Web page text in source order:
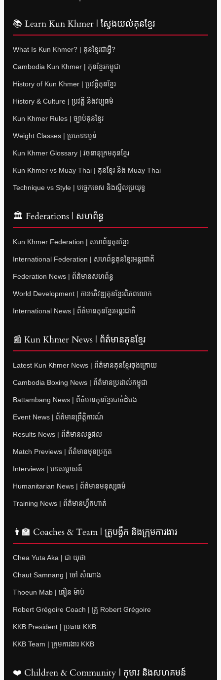
📚 Learn Kun Khmer | ស្វែងយល់គុនខ្មែរ
What Is Kun Khmer? | គុនខ្មែរជាអ្វី?
Cambodia Kun Khmer | គុនខ្មែរកម្ពុជា
History of Kun Khmer | ប្រវត្តិគុនខ្មែរ
History & Culture | ប្រវត្តិ និងវប្បធម៌
Kun Khmer Rules | ច្បាប់គុនខ្មែរ
Weight Classes | ប្រភេទទម្ងន់
Kun Khmer Glossary | វចនានុក្រមគុនខ្មែរ
Kun Khmer vs Muay Thai | គុនខ្មែរ និង Muay Thai
Technique vs Style | បច្ចេកទេស និងស្ទីលប្រយុទ្ធ
🏛 Federations | សហព័ន្ធ
Kun Khmer Federation | សហព័ន្ធគុនខ្មែរ
International Federation | សហព័ន្ធគុនខ្មែរអន្តរជាតិ
Federation News | ព័ត៌មានសហព័ន្ធ
World Development | ការអភិវឌ្ឍគុនខ្មែរពិភពលោក
International News | ព័ត៌មានគុនខ្មែរអន្តរជាតិ
📰 Kun Khmer News | ព័ត៌មានគុនខ្មែរ
Latest Kun Khmer News | ព័ត៌មានគុនខ្មែរចុងក្រោយ
Cambodia Boxing News | ព័ត៌មានប្រដាល់កម្ពុជា
Battambang News | ព័ត៌មានគុនខ្មែរបាត់ដំបង
Event News | ព័ត៌មានព្រឹត្តិការណ៍
Results News | ព័ត៌មានលទ្ធផល
Match Previews | ព័ត៌មានមុនប្រកួត
Interviews | បទសម្ភាសន៍
Humanitarian News | ព័ត៌មានមនុស្សធម៌
Training News | ព័ត៌មានហ្វឹកហាត់
👨‍🏫 Coaches & Team | គ្រូបង្វឹក និងក្រុមការងារ
Chea Yuta Aka | ជា យុថា
Chaut Samnang | ចៅ សំណាង
Thoeun Mab | ធឿន ម៉ាប់
Robert Grégoire Coach | គ្រូ Robert Grégoire
KKB President | ប្រធាន KKB
KKB Team | ក្រុមការងារ KKB
❤️ Children & Community | កុមារ និងសហគមន៍